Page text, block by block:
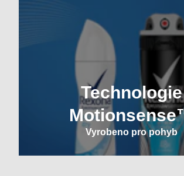
Technologie
Vyrobeno pro pohyb